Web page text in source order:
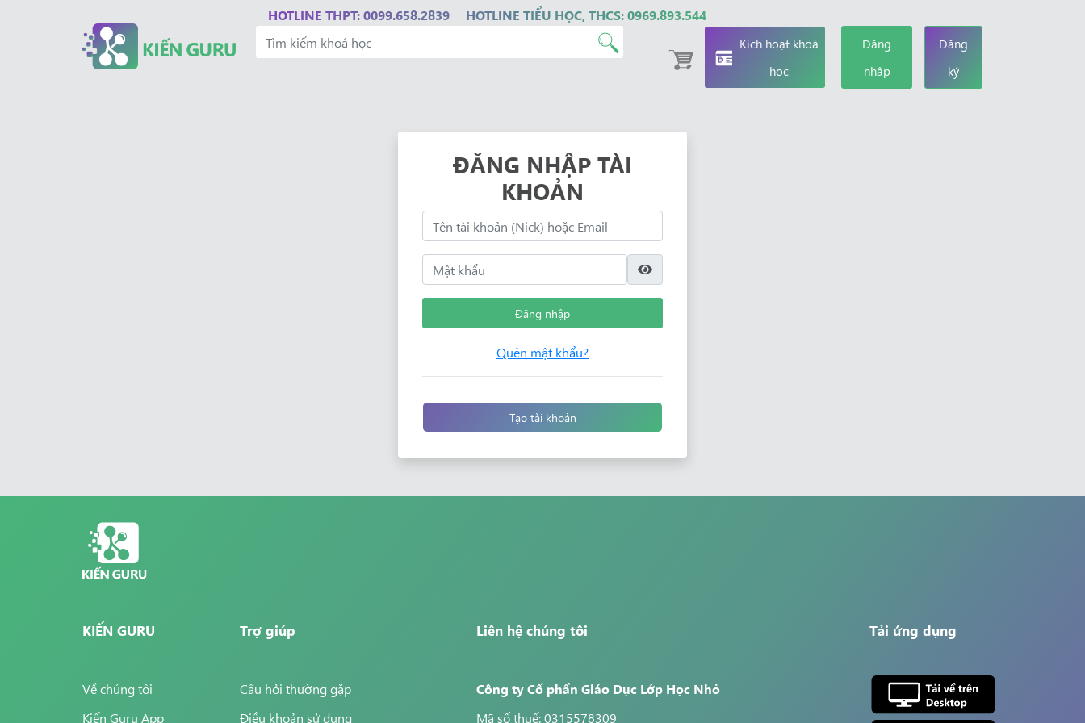
HOTLINE THPT: 0099.658.2839 HOTLINE TIỂU HỌC, THCS: 0969.893.544
Kích hoạt khoá
học
Đăng
nhập
Đăng
ký
ĐĂNG NHẬP TÀI
KHOẢN
Đăng nhập
Quên mật khẩu?
Tạo tài khoản
KIẾN GURU
Về chúng tôi
Kiến Guru App
Trợ giúp
Câu hỏi thường gặp
Điều khoản sử dụng
Liên hệ chúng tôi
Công ty Cổ phần Giáo Dục Lớp Học Nhỏ
Mã số thuế: 0315578309
Tải ứng dụng